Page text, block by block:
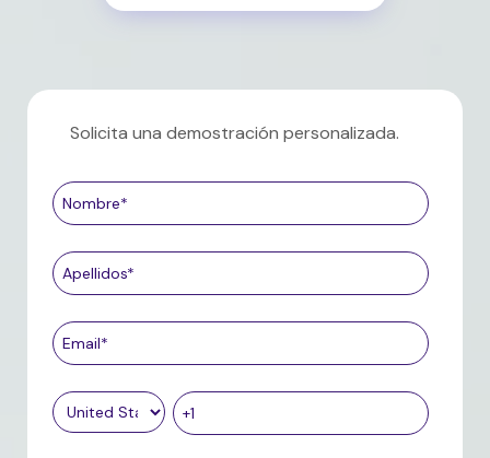
Solicita una demostración personalizada.